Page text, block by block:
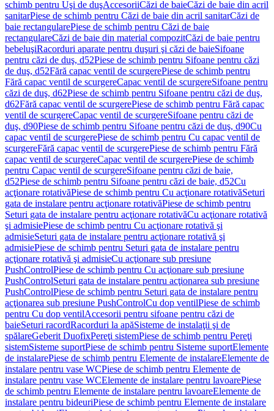
schimb pentru Uşi de duşAccesoriiCăzi de baieCăzi de baie din acril
sanitarPiese de schimb pentru Căzi de baie din acril sanitarCăzi de
baie rectangularePiese de schimb pentru Căzi de baie
rectangulareCăzi de baie din material compozitCăzi de baie pentru
bebeluşiRacorduri aparate pentru duşuri şi căzi de baieSifoane
pentru căzi de duş, d52Piese de schimb pentru Sifoane pentru căzi
de duş, d52Fără capac ventil de scurgerePiese de schimb pentru
Fără capac ventil de scurgereCapac ventil de scurgereSifoane pentru
căzi de duş, d62Piese de schimb pentru Sifoane pentru căzi de duş,
d62Fără capac ventil de scurgerePiese de schimb pentru Fără capac
ventil de scurgereCapac ventil de scurgereSifoane pentru căzi de
duş, d90Piese de schimb pentru Sifoane pentru căzi de duş, d90Cu
capac ventil de scurgerePiese de schimb pentru Cu capac ventil de
scurgereFără capac ventil de scurgerePiese de schimb pentru Fără
capac ventil de scurgereCapac ventil de scurgerePiese de schimb
pentru Capac ventil de scurgereSifoane pentru căzi de baie,
d52Piese de schimb pentru Sifoane pentru căzi de baie, d52Cu
acţionare rotativăPiese de schimb pentru Cu acţionare rotativăSeturi
gata de instalare pentru acţionare rotativăPiese de schimb pentru
Seturi gata de instalare pentru acţionare rotativăCu acţionare rotativă
şi admisiePiese de schimb pentru Cu acţionare rotativă şi
admisieSeturi gata de instalare pentru acţionare rotativă şi
admisiePiese de schimb pentru Seturi gata de instalare pentru
acţionare rotativă şi admisieCu acţionare sub presiune
PushControlPiese de schimb pentru Cu acţionare sub presiune
PushControlSeturi gata de instalare pentru acţionarea sub presiune
PushControlPiese de schimb pentru Seturi gata de instalare pentru
acţionarea sub presiune PushControlCu dop ventilPiese de schimb
pentru Cu dop ventilAccesorii pentru sifoane pentru căzi de
baieSeturi racordRacorduri la apăSisteme de instalaţii şi de
spălareGeberit DuofixPereţi sistemPiese de schimb pentru Pereţi
sistemSisteme suportPiese de schimb pentru Sisteme suportElemente
de instalarePiese de schimb pentru Elemente de instalareElemente de
instalare pentru vase WCPiese de schimb pentru Elemente de
instalare pentru vase WCElemente de instalare pentru lavoarePiese
de schimb pentru Elemente de instalare pentru lavoareElemente de
instalare pentru bideuriPiese de schimb pentru Elemente de instalare